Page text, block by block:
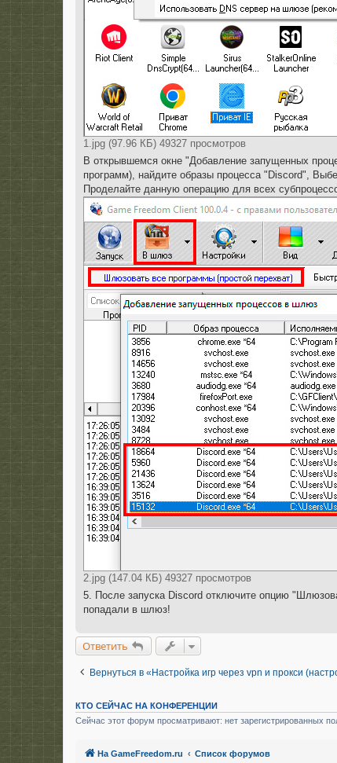
1.jpg (97.96 КБ) 49327 просмотров
В открывшемся окне "Добавление запущенных
программ), найдите образы процесса "Discord",
Проделайте данную операцию для всех
2.jpg (147.04 КБ) 49327 просмотров
5. После запуска Discord отключите опцию
попадали в шлюз!
Ответить
Вернуться в «Настройка игр через vpn и прокси
КТО СЕЙЧАС НА КОНФЕРЕНЦИИ
Сейчас этот форум просматривают: нет зарегистрированных
На GameFreedom.ru Список форумов